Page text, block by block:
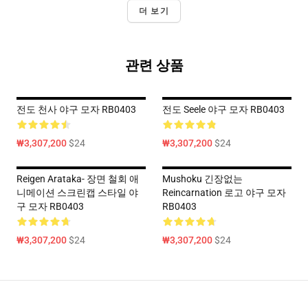
더 보기
관련 상품
전도 천사 야구 모자 RB0403
₩3,307,200$24
전도 Seele 야구 모자 RB0403
₩3,307,200$24
Reigen Arataka- 장면 철회 애
니메이션 스크린캡 스타일 야
구 모자 RB0403
₩3,307,200$24
Mushoku 긴장없는
Reincarnation 로고 야구 모자
RB0403
₩3,307,200$24